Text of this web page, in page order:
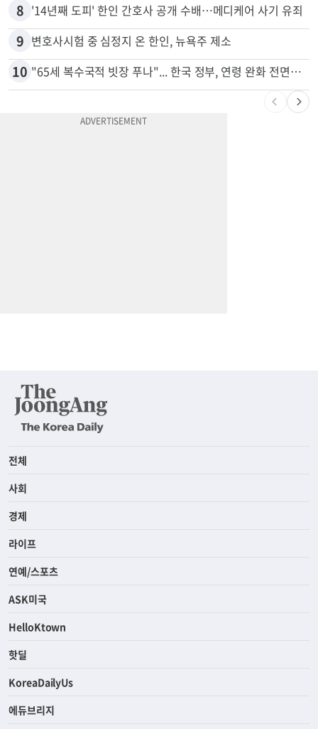
7 “전쟁터 같았다”…테슬라 충돌로 OC 주택 4채 파손
8 '14년째 도피' 한인 간호사 공개 수배…메디케어 사기 유죄
9 변호사시험 중 심정지 온 한인, 뉴욕주 제소
"65세 복수국적 빗장 푸나"... 한국 정부, 연령 완화 전면 추진
전체
사회
경제
라이프
연예/스포츠
ASK미국
HelloKtown
핫딜
KoreaDailyUs